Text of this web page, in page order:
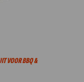
VOOR BBQ &